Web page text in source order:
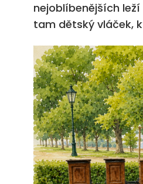
nejoblíbenějších
tam dětský vláček,